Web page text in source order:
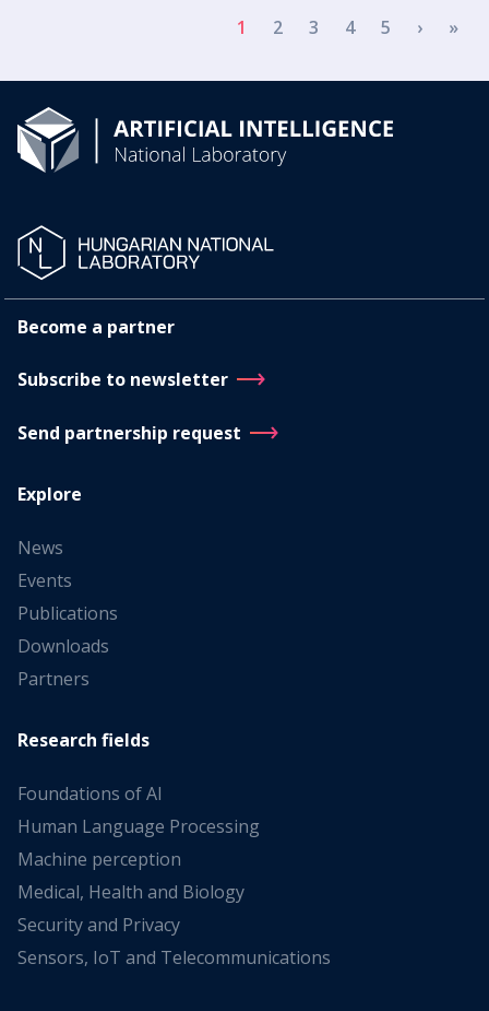
1 2 3 4 5 ›Next
»
Become a partner
Subscribe to newsletter
Send partnership request
Explore
News
Events
Publications
Downloads
Partners
Research fields
Foundations of AI
Human Language Processing
Machine perception
Medical, Health and Biology
Security and Privacy
Sensors, IoT and Telecommunications